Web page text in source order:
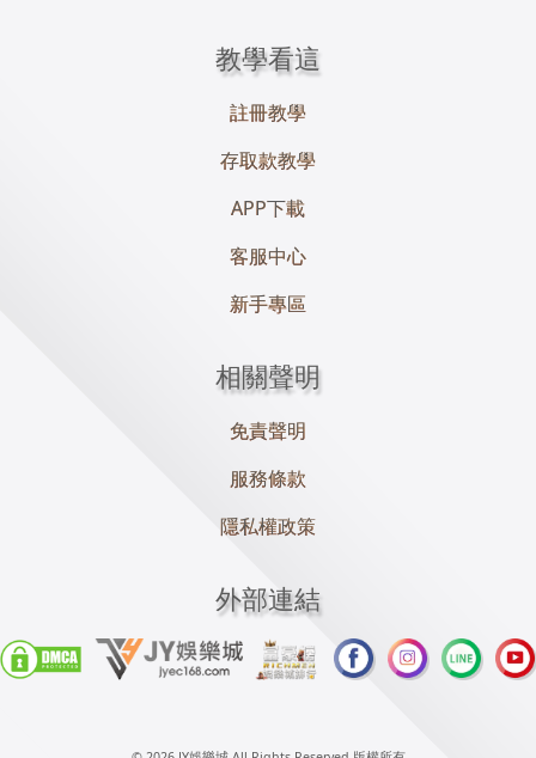
教學看這
註冊教學
存取款教學
APP下載
客服中心
新手專區
相關聲明
免責聲明
服務條款
隱私權政策
外部連結